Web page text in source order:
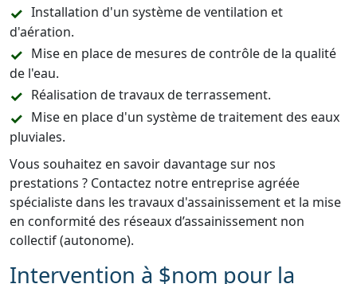
Installation d'un système de ventilation et
d'aération.
Mise en place de mesures de contrôle de la qualité
de l'eau.
Réalisation de travaux de terrassement.
Mise en place d'un système de traitement des eaux
pluviales.
Vous souhaitez en savoir davantage sur nos
prestations ? Contactez notre entreprise agréée
spécialiste dans les travaux d'assainissement et la mise
en conformité des réseaux d’assainissement non
collectif (autonome).
Intervention à $nom pour la